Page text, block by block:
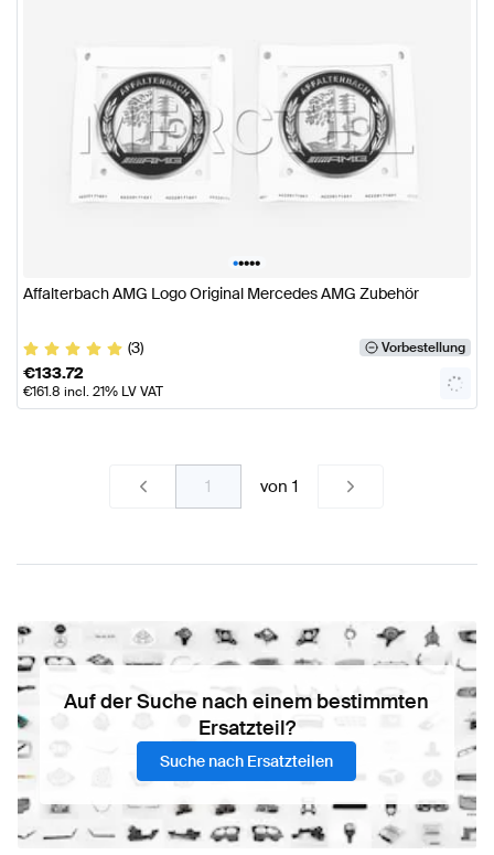
•••••
Affalterbach AMG Logo Original Mercedes AMG Zubehör
(3) Vorbestellung
€133.72
€161.8 incl. 21% LV VAT
von1
Auf der Suche nach einem bestimmten
Ersatzteil?
Suche nach Ersatzteilen